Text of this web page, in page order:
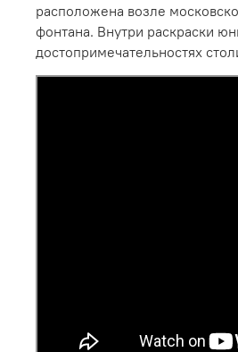
расположена возле
фонтана. Внутри раскраски
достопримечательностях